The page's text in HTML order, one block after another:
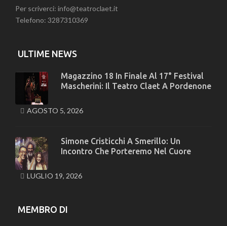
Per scriverci: info@teatroclaet.it
Telefono: 3287310369
ULTIME NEWS
Magazzino 18 In Finale Al 17° Festival
Mascherini: Il Teatro Claet A Pordenone
AGOSTO 5, 2026
Simone Cristicchi A Smerillo: Un
Incontro Che Porteremo Nel Cuore
LUGLIO 19, 2026
MEMBRO DI